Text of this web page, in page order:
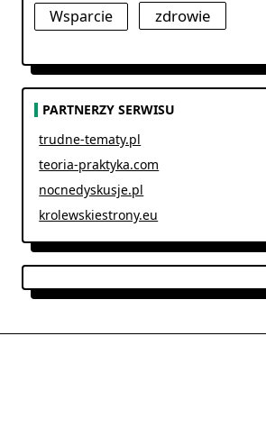
Wsparcie
zdrowie
PARTNERZY SERWISU
trudne-tematy.pl
teoria-praktyka.com
nocnedyskusje.pl
krolewskiestrony.eu